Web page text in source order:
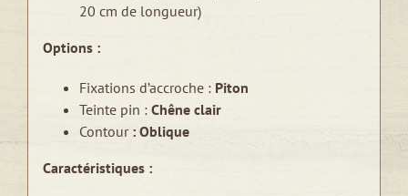
20 cm de longueur)
Options :
Fixations d’accroche : Piton
Teinte pin :Chêne clair
Contour: Oblique
Caractéristiques :